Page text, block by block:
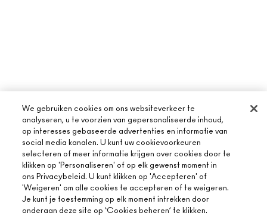
OVER MAC
We gebruiken cookies om ons websiteverkeer te
analyseren, u te voorzien van gepersonaliseerde inhoud,
op interesses gebaseerde advertenties en informatie van
social media kanalen. U kunt uw cookievoorkeuren
selecteren of meer informatie krijgen over cookies door te
klikken op 'Personaliseren' of op elk gewenst moment in
ons Privacybeleid. U kunt klikken op 'Accepteren' of
'Weigeren' om alle cookies te accepteren of te weigeren.
Je kunt je toestemming op elk moment intrekken door
onderaan deze site op ‘Cookies beheren’ te klikken.